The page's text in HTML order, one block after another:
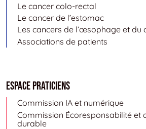
Le cancer colo-rectal
Le cancer de l’estomac
Les cancers de l’œsophage et du
Associations de patients
Espace Praticiens
Commission IA et numérique
Commission Écoresponsabilité et
durable